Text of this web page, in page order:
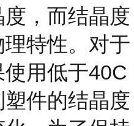
，而结晶度
特性。对于
用低于40C
件的结晶度